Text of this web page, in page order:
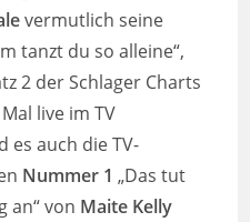
vermutlich seine
tanzt du so alleine“,
2 der Schlager Charts
live im TV
es auch die TV-
Nummer 1 „Das tut
an“ von Maite Kelly